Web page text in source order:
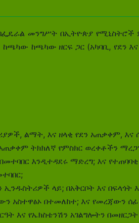
መንግሥት በኢትዮጵያ የሚኒስትሮች
ከጫካው ዘርፍ ጋር (አካባቢ, የደን
ልማት, እና ዘላቂ የደን አጠቃቀም,
ትክክለኛ የምስክር ወረቀቶችን
እንዲተዳደሩ ማድረግ; እና የተጠባባቂ
ላይ; በአቅርቦት እና
አስተዋፅኦ በተመለከተ; እና የመረጃውን
የኤክስቴንሽን አገልግሎትን በመዘርጋት